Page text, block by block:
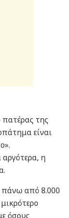
της
είναι
αργότερα, η
πάνω από 8.000
όσους